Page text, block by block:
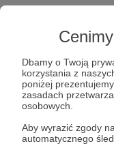
Dbamy o Twoją
korzystania z
poniżej
zasadach
osobowych.
Aby wyrazić zgody
automatycznego
Post
Aby zobaczyć